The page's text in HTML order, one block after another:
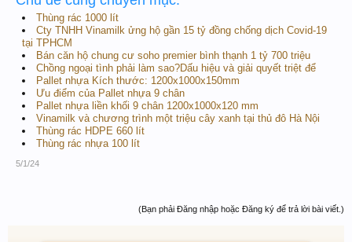
Thùng rác 1000 lít
Cty TNHH Vinamilk ửng hộ gần 15 tỷ đồng chống dịch Covid-19
tại TPHCM
Bán căn hộ chung cư soho premier bình thạnh 1 tỷ 700 triệu
Chồng ngoại tình phải làm sao?Dấu hiệu và giải quyết triệt để
Pallet nhựa Kích thước: 1200x1000x150mm
Ưu điểm của Pallet nhựa 9 chân
Pallet nhựa liền khối 9 chân 1200x1000x120 mm
Vinamilk và chương trình một triệu cây xanh tại thủ đô Hà Nội
Thùng rác HDPE 660 lít
Thùng rác nhựa 100 lít
5/1/24
(Bạn phải Đăng nhập hoặc Đăng ký để trả lời bài viết.)